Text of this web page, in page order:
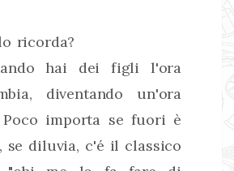
ricorda?
hai dei figli l'ora
diventando un'ora
Poco importa se fuori è
se diluvia, c'é il classico